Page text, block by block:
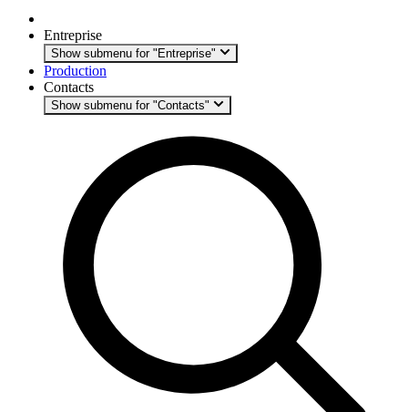
Entreprise
Show submenu for "Entreprise"
Production
Contacts
Show submenu for "Contacts"